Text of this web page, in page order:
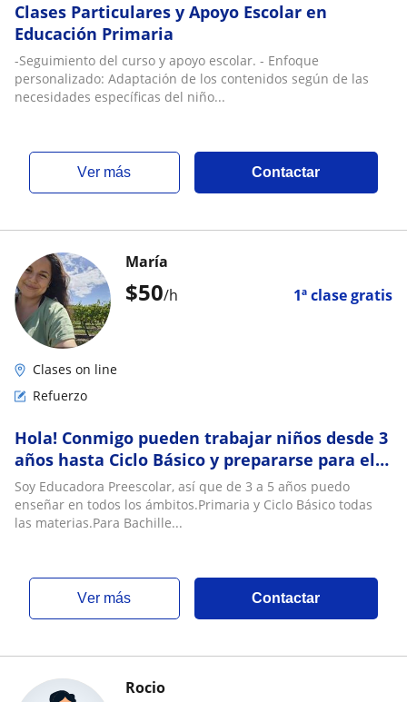
Clases Particulares y Apoyo Escolar en
Educación Primaria
-Seguimiento del curso y apoyo escolar. - Enfoque
personalizado: Adaptación de los contenidos según de las
necesidades específicas del niño...
ver más Contactar
$50/h 1ª clase gratis
María
Clases on line
Refuerzo
Hola! Conmigo pueden trabajar niños desde 3
años hasta Ciclo Básico y prepararse para el
próximo año educativo. Exámenes consultar
Soy Educadora Preescolar, así que de 3 a 5 años puedo
enseñar en todos los ámbitos.Primaria y Ciclo Básico todas
las materias.Para Bachille...
ver más Contactar
Rocio